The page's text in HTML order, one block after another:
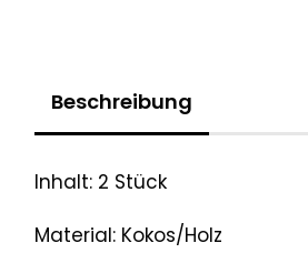
Beschreibung
Inhalt: 2 Stück
Material: Kokos/Holz